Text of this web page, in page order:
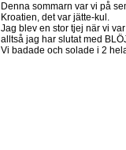
Denna sommarn var vi på
Kroatien, det var jätte-kul.
Jag blev en stor tjej när vi
alltså jag har slutat med
Vi badade och solade i 2